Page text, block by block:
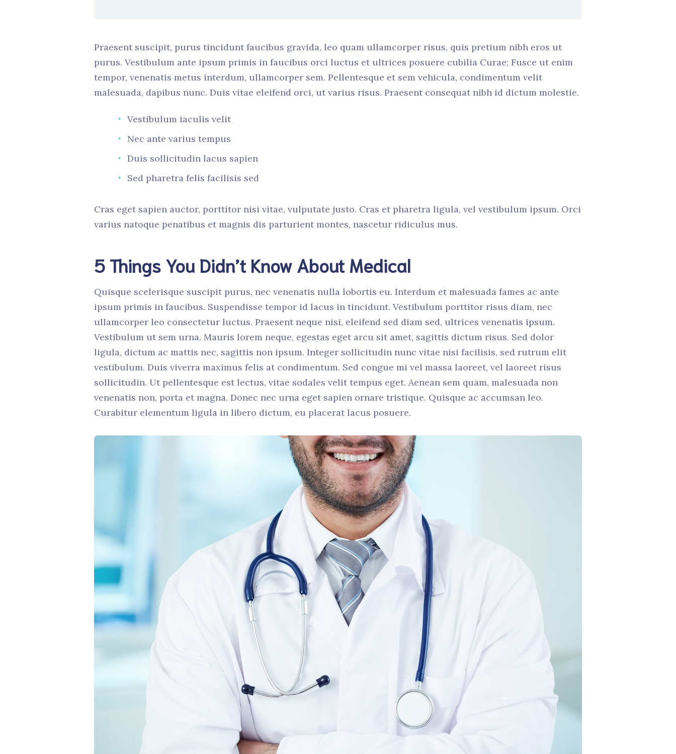
Praesent suscipit, purus tincidunt faucibus gravida, leo quam ullamcorper risus, quis pretium nibh eros ut
purus. Vestibulum ante ipsum primis in faucibus orci luctus et ultrices posuere cubilia Curae; Fusce ut enim
tempor, venenatis metus interdum, ullamcorper sem. Pellentesque et sem vehicula, condimentum velit
malesuada, dapibus nunc. Duis vitae eleifend orci, ut varius risus. Praesent consequat nibh id dictum molestie.
Vestibulum iaculis velit
Nec ante varius tempus
Duis sollicitudin lacus sapien
Sed pharetra felis facilisis sed
Cras eget sapien auctor, porttitor nisi vitae, vulputate justo. Cras et pharetra ligula, vel vestibulum ipsum. Orci
varius natoque penatibus et magnis dis parturient montes, nascetur ridiculus mus.
5 Things You Didn’t Know About Medical
Quisque scelerisque suscipit purus, nec venenatis nulla lobortis eu. Interdum et malesuada fames ac ante
ipsum primis in faucibus. Suspendisse tempor id lacus in tincidunt. Vestibulum porttitor risus diam, nec
ullamcorper leo consectetur luctus. Praesent neque nisi, eleifend sed diam sed, ultrices venenatis ipsum.
Vestibulum ut sem urna. Mauris lorem neque, egestas eget arcu sit amet, sagittis dictum risus. Sed dolor
ligula, dictum ac mattis nec, sagittis non ipsum. Integer sollicitudin nunc vitae nisi facilisis, sed rutrum elit
vestibulum. Duis viverra maximus felis at condimentum. Sed congue mi vel massa laoreet, vel laoreet risus
sollicitudin. Ut pellentesque est lectus, vitae sodales velit tempus eget. Aenean sem quam, malesuada non
venenatis non, porta et magna. Donec nec urna eget sapien ornare tristique. Quisque ac accumsan leo.
Curabitur elementum ligula in libero dictum, eu placerat lacus posuere.